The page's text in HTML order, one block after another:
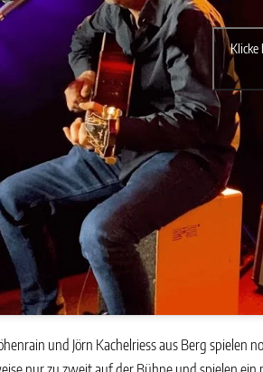
Klicke
und Jörn Kachelriess aus Berg spielen